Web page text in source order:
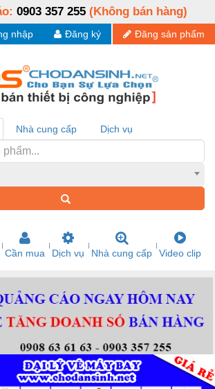
0903 357 255 (Không bán hàng)
Đăng sản phẩm
Đăng ký
nhập
Nhà cung cấp Dịch vụ
Cần mua Dịch vụ Nhà cung cấp Video clip